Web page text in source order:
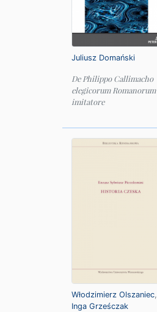
Juliusz Domański
De Philippo Callimacho
elegicorum Romanorum
imitatore
Włodzimierz Olszaniec,
Inga Grześczak